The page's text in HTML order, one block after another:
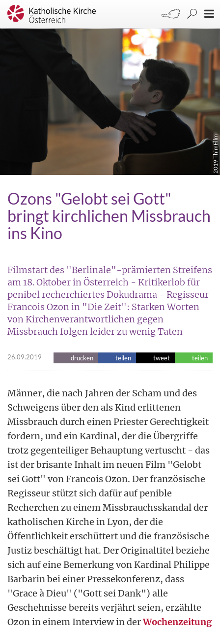
2019 ThimFilm
Ozons "Gelobt sei Gott"
bringt kirchlichen Missbrauch
ins Kino
Filmstart des "Berlinale"-prämierten Streifens
am 18. Oktober in Österreich - Kritikerlob für
penibel recherchiertes Dokudrama - Regisseur
Francois Ozon in "Die Zeit": Starken Worten
von Kirchenverantwortlichen gegen
Missbrauch folgen leider zu wenig Taten
26.09.2019 drucken teilen tweet teilen
Männer, die nach Jahren der Scham und des
Schweigens über den als Kind erlittenen
Missbrauch durch einen Priester Gerechtigkeit
fordern, und ein Kardinal, der die Übergriffe
trotz gegenteiliger Behauptung vertuscht - das
ist der brisante Inhalt im neuen Film "Gelobt
sei Gott" von Francois Ozon. Der französische
Regisseur stützt sich dafür auf penible
Recherchen zu einem Missbrauchsskandal der
katholischen Kirche in Lyon, der die
Öffentlichkeit erschüttert und die französische
Justiz beschäftigt hat. Der Originaltitel beziehe
sich auf eine Bemerkung von Kardinal Philippe
Barbarin bei einer Pressekonferenz, dass
"Grace à Dieu" ("Gott sei Dank") alle
Geschehnisse bereits verjährt seien, erzählte
Ozon in einem Interview in derWochenzeitung